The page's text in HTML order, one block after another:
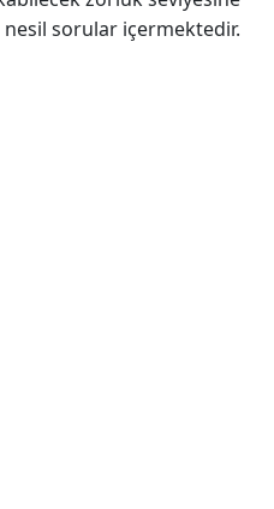
nesil sorular içermektedir.